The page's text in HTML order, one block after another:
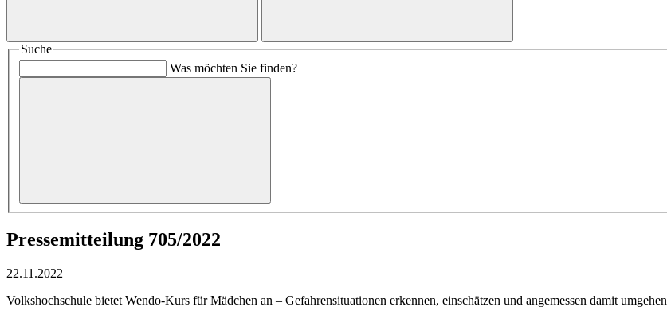
Suche
Was möchten Sie finden?
Pressemitteilung 705/2022
22.11.2022
Volkshochschule bietet Wendo-Kurs für Mädchen an – Gefahrensituationen erkennen, einschätzen und angemessen damit umgehen